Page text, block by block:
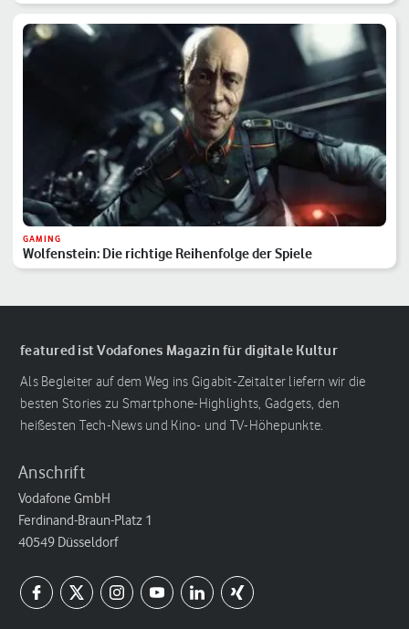
GAMING
Wolfenstein: Die richtige Reihenfolge der Spiele
featured ist Vodafones Magazin für digitale Kultur
Als Begleiter auf dem Weg ins Gigabit-Zeitalter liefern wir die
besten Stories zu Smartphone-Highlights, Gadgets, den
heißesten Tech-News und Kino- und TV-Höhepunkte.
Anschrift
Vodafone GmbH
Ferdinand-Braun-Platz 1
40549 Düsseldorf